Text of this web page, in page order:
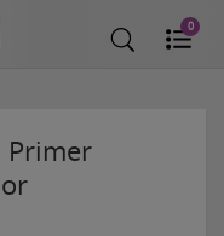
0
Primer